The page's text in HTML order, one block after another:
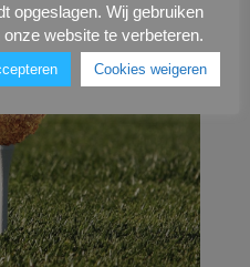
opgeslagen. Wij gebruiken
website te verbeteren.
Cookies weigeren